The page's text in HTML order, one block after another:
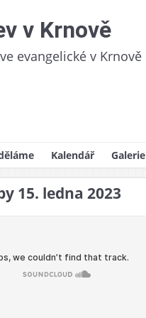
v Krnově
evangelické v Krnově
setkání
svatby, pohřby
Kalendář Galerie
15. ledna 2023